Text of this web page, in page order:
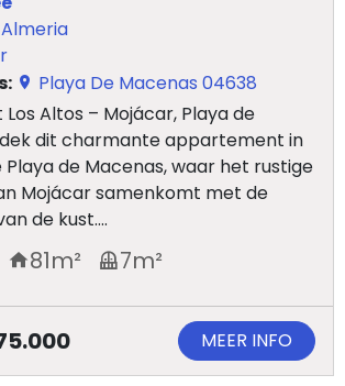
Playa De Macenas 04638
Altos – Mojácar, Playa de
dit charmante appartement in
de Macenas, waar het rustige
Mojácar samenkomt met de
de kust....
81m² 7m²
MEER INFO